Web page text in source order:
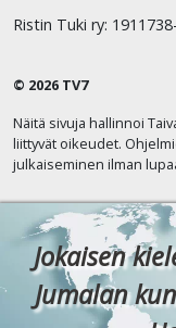
Ristin Tuki ry:
© 2026 TV7
Näitä sivuja hallinnoi
liittyvät oikeudet.
julkaiseminen ilman
Jokaisen
Jumalan